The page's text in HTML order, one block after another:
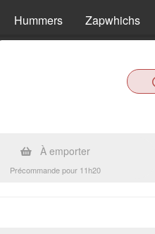
Hummers Zapwhichs
À emporter
Précommande pour 11h20